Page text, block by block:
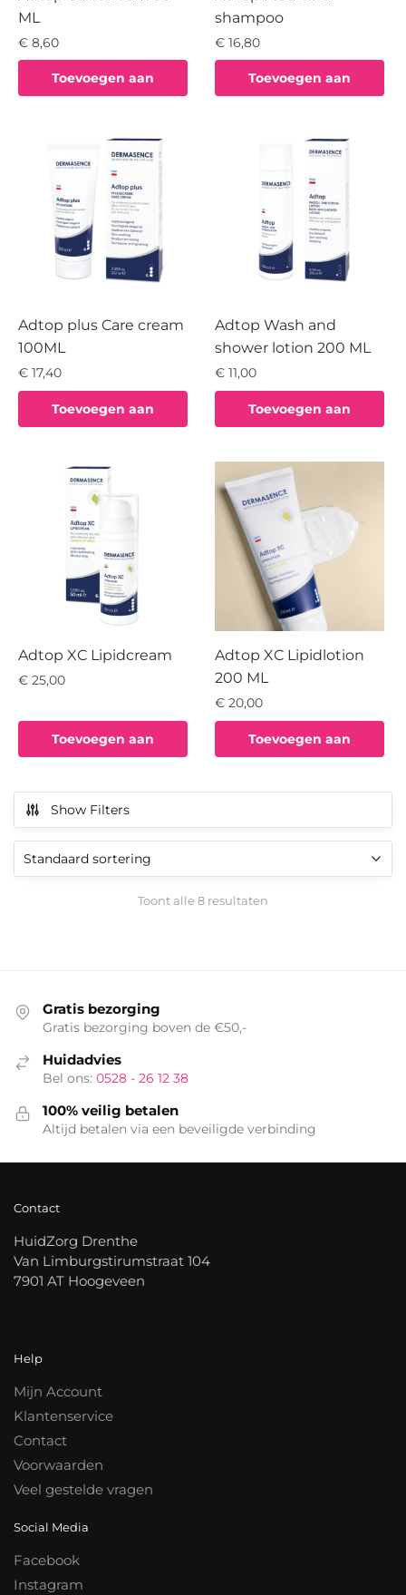
ML
€ 8,60
Toevoegen aan
shampoo
€ 16,80
Toevoegen aan
Adtop plus Care cream
100ML
€ 17,40
Toevoegen aan
Adtop Wash and
shower lotion 200 ML
€ 11,00
Toevoegen aan
Adtop XC Lipidcream
€ 25,00
Toevoegen aan
Adtop XC Lipidlotion
200 ML
€ 20,00
Toevoegen aan
Show Filters
Toont alle 8 resultaten
Gratis bezorging
Gratis bezorging boven de €50,-
Huidadvies
Bel ons: 0528 - 26 12 38
100% veilig betalen
Altijd betalen via een beveiligde verbinding
Contact
HuidZorg Drenthe
Van Limburgstirumstraat 104
7901 AT Hoogeveen
Help
Mijn Account
Klantenservice
Contact
Voorwaarden
Veel gestelde vragen
Social Media
Facebook
Instagram